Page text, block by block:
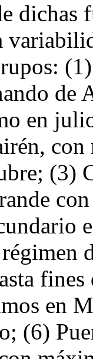
de
en
(3)
en
(6)